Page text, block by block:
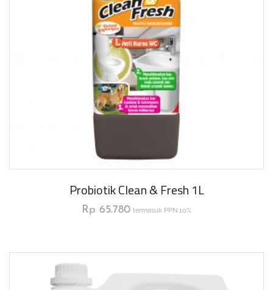
Probiotik Clean & Fresh 1L
Rp 65.780 termasuk PPN 10%